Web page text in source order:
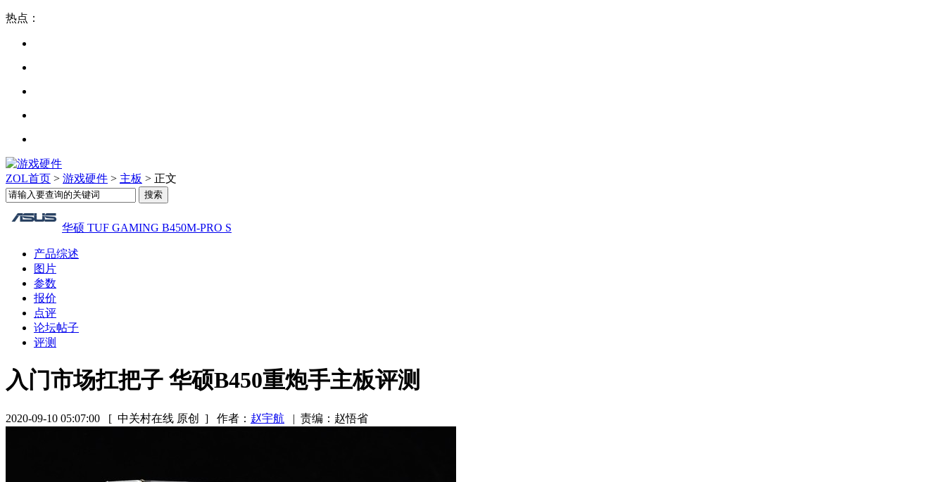
热点：
ZOL首页 > 游戏硬件 > 主板 > 正文
华硕 TUF GAMING B450M-PRO S
产品综述
图片
参数
报价
点评
论坛帖子
评测
入门市场扛把子 华硕B450重炮手主板评测
2020-09-10 05:07:00 [ 中关村在线 原创 ] 作者： 赵宇航 | 责编：赵悟省